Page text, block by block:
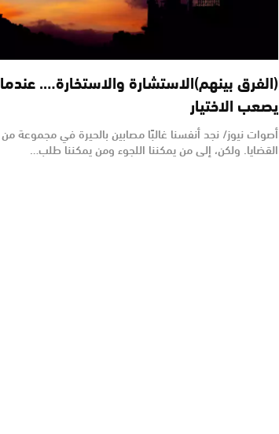
(الفرق بينهم)الاستشارة والاستخارة…. عندما
يصعب الاختيار
أصوات نيوز/ نجد أنفسنا غالبًا مصابين بالحيرة في مجموعة من
القضايا. ولكن، إلى من يمكننا اللجوء ومن يمكننا طلب…